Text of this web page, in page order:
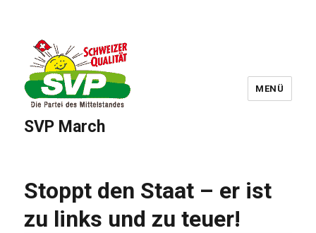
SVP March
MENÜ
Stoppt den Staat – er ist
zu links und zu teuer!